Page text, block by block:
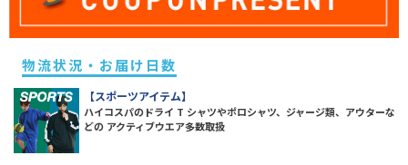
物流状況・お届け日数
【スポーツアイテム】
ハイコスパのドライ T シャツやポロシャツ、ジャージ類、アウターな
どの アクティブウエア多数取扱